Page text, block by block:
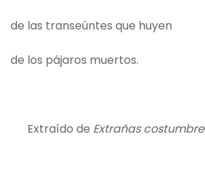
de las transeúntes que huyen
de los pájaros muertos.
Extraído de Extrañas